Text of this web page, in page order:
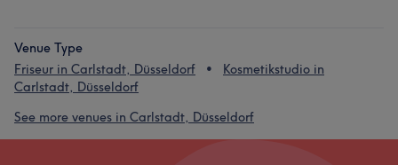
Venue Type
Friseur in Carlstadt, Düsseldorf
Kosmetikstudio in
Carlstadt, Düsseldorf
See more venues in Carlstadt, Düsseldorf